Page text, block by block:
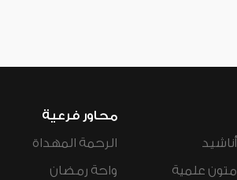
أناشيد
متون علمية
محاور فرعية
الرحمة المهداة
واحة رمضان